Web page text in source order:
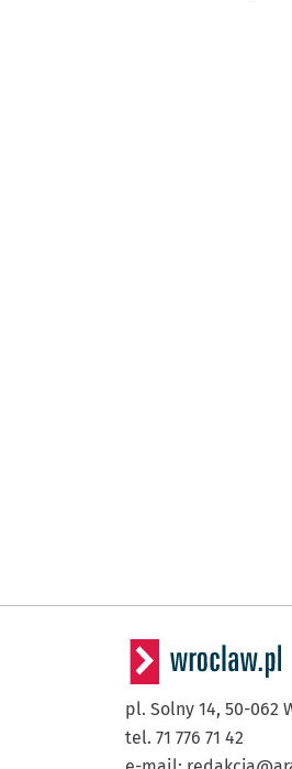
pl. Solny 14, 50-062
tel. 71 776 71 42